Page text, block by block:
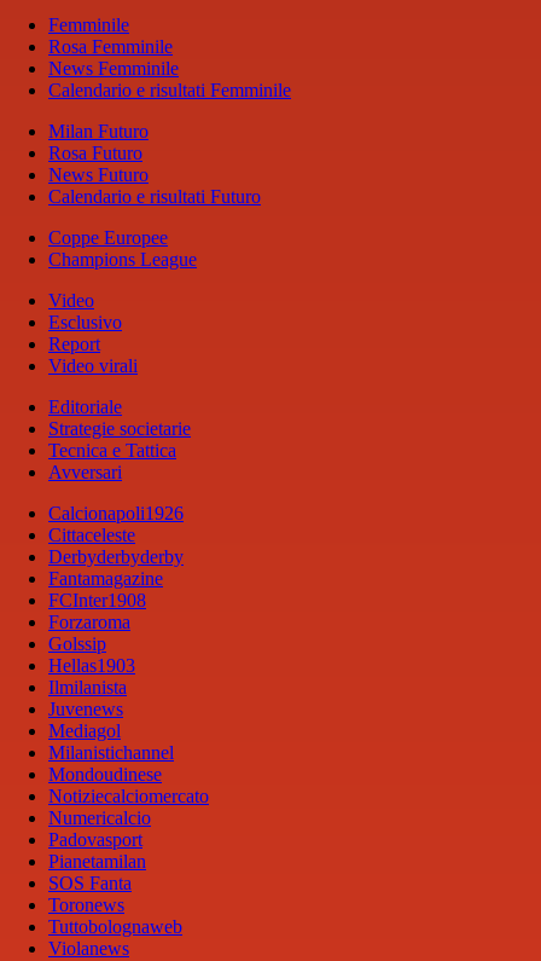
Femminile
Rosa Femminile
News Femminile
Calendario e risultati Femminile
Milan Futuro
Rosa Futuro
News Futuro
Calendario e risultati Futuro
Coppe Europee
Champions League
Video
Esclusivo
Report
Video virali
Editoriale
Strategie societarie
Tecnica e Tattica
Avversari
Calcionapoli1926
Cittaceleste
Derbyderbyderby
Fantamagazine
FCInter1908
Forzaroma
Golssip
Hellas1903
Ilmilanista
Juvenews
Mediagol
Milanistichannel
Mondoudinese
Notiziecalciomercato
Numericalcio
Padovasport
Pianetamilan
SOS Fanta
Toronews
Tuttobolognaweb
Violanews